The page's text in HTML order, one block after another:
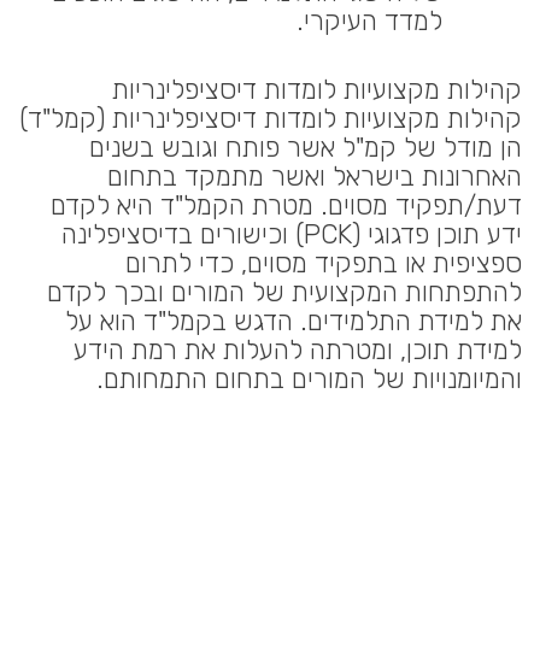
למדד העיקרי.
קהילות מקצועיות לומדות דיסציפלינריות
קהילות מקצועיות לומדות דיסציפלינריות (קמל"ד)
הן מודל של קמ"ל אשר פותח וגובש בשנים
האחרונות בישראל ואשר מתמקד בתחום
דעת/תפקיד מסוים. מטרת הקמל"ד היא לקדם
ידע תוכן פדגוגי (PCK) וכישורים בדיסציפלינה
ספציפית או בתפקיד מסוים, כדי לתרום
להתפתחות המקצועית של המורים ובכך לקדם
את למידת התלמידים. הדגש בקמל"ד הוא על
למידת תוכן, ומטרתה להעלות את רמת הידע
והמיומנויות של המורים בתחום התמחותם.